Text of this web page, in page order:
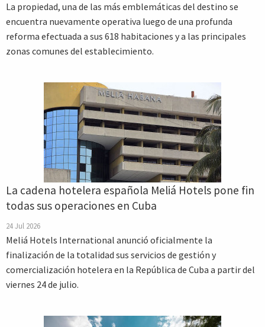
La propiedad, una de las más emblemáticas del destino se
encuentra nuevamente operativa luego de una profunda
reforma efectuada a sus 618 habitaciones y a las principales
zonas comunes del establecimiento.
La cadena hotelera española Meliá Hotels pone fin
todas sus operaciones en Cuba
24 Jul 2026
Meliá Hotels International anunció oficialmente la
finalización de la totalidad sus servicios de gestión y
comercialización hotelera en la República de Cuba a partir del
viernes 24 de julio.